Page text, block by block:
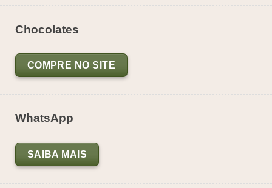
Chocolates
COMPRE NO SITE
WhatsApp
SAIBA MAIS